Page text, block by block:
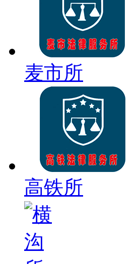
麦市所
高铁所